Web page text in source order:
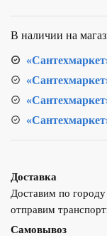
В наличии на
Доставка
Доставим по
отправим
Самовывоз